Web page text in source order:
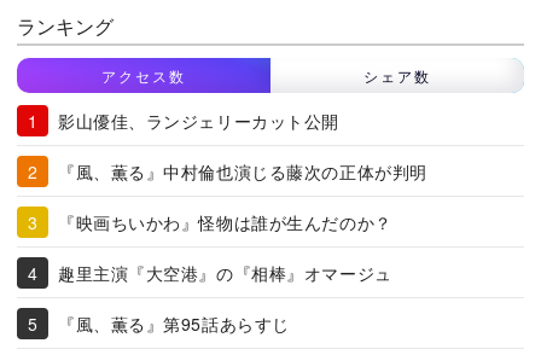
ランキング
アクセス数 シェア数
影山優佳、ランジェリーカット公開
『風、薫る』中村倫也演じる藤次の正体が判明
『映画ちいかわ』怪物は誰が生んだのか？
趣里主演『大空港』の『相棒』オマージュ
『風、薫る』第95話あらすじ